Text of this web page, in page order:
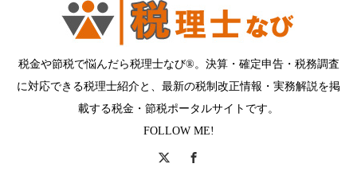
税金や節税で悩んだら税理士なび®。決算・確定申告・税務調査
に対応できる税理士紹介と、最新の税制改正情報・実務解説を掲
載する税金・節税ポータルサイトです。
FOLLOW ME!